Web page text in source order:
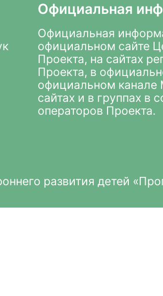
Официальная
Официальная
официальном сайте
Проекта, на сайтах
Проекта, в
официальном канале
сайтах и в группах в
операторов Проекта.
развития детей